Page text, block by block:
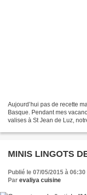
Aujourd’hui pas de recette
Basque. Pendant mes
valises à St Jean de Luz,
MINIS LINGOTS
Publié le 07/05/2015 à 06:30
Par evaliya cuisine